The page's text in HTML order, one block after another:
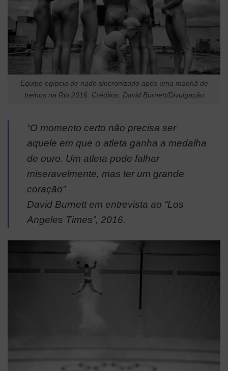
Equipe egípcia de nado sincronizado após uma manhã de
treinos na Rio 2016. Créditos: David Burnett/Divulgação
“O momento certo não precisa ser
aquele em que o atleta ganha a medalha
de ouro. Um atleta pode falhar
miseravelmente, mas ter um grande
coração”
David Burnett em entrevista ao “Los
Angeles Times”, 2016.